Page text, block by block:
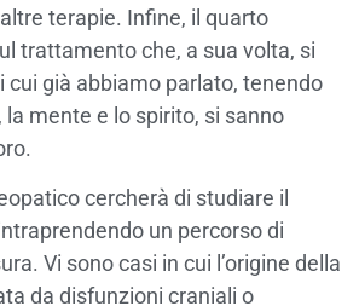
terapie. Infine, il quarto
trattamento che, a sua volta, si
cui già abbiamo parlato, tenendo
mente e lo spirito, si sanno
cercherà di studiare il
un percorso di
Vi sono casi in cui l’origine della
da disfunzioni craniali o